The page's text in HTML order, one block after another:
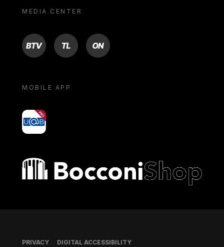
MEDIA CENTER
BTV TL ON
MOBILE APP
yoU@B
Bocconi shop
Footer
PRIVACY DIGITAL ACCESSIBILITY